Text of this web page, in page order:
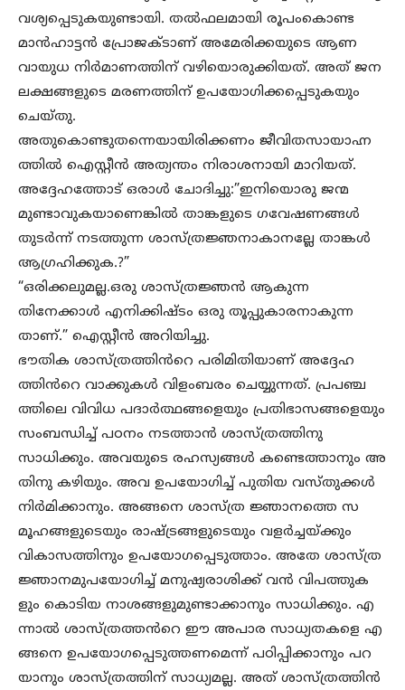
വശ്യപ്പെടുകയുണ്ടായി. തൽഫലമായി രൂപംകൊണ്ട
മാൻഹാട്ടൻ പ്രോജക്ടാണ് അമേരിക്കയുടെ ആണ
വായുധ നിർമാണത്തിന് വഴിയൊരുക്കിയത്. അത് ജന
ലക്ഷങ്ങളുടെ മരണത്തിന് ഉപയോഗിക്കപ്പെടുകയും
ചെയ്തു.
അതുകൊണ്ടുതന്നെയായിരിക്കണം ജീവിതസായാഹ്ന
ത്തിൽ ഐസ്റ്റീൻ അത്യന്തം നിരാശനായി മാറിയത്.
അദ്ദേഹത്തോട് ഒരാൾ ചോദിച്ചു:”ഇനിയൊരു ജന്മ
മുണ്ടാവുകയാണെങ്കിൽ താങ്കളുടെ ഗവേഷണങ്ങൾ
തുടർന്ന് നടത്തുന്ന ശാസ്ത്രജ്ഞനാകാനല്ലേ താങ്കൾ
ആഗ്രഹിക്കുക.?”
“ഒരിക്കലുമല്ല.ഒരു ശാസ്ത്രജ്ഞൻ ആകുന്ന
തിനേക്കാൾ എനിക്കിഷ്ടം ഒരു തൂപ്പുകാരനാകുന്ന
താണ്.” ഐസ്റ്റീൻ അറിയിച്ചു.
ഭൗതിക ശാസ്ത്രത്തിൻറെ പരിമിതിയാണ് അദ്ദേഹ
ത്തിൻറെ വാക്കുകൾ വിളംബരം ചെയ്യുന്നത്. പ്രപഞ്ച
ത്തിലെ വിവിധ പദാർത്ഥങ്ങളെയും പ്രതിഭാസങ്ങളെയും
സംബന്ധിച്ച് പഠനം നടത്താൻ ശാസ്ത്രത്തിനു
സാധിക്കും. അവയുടെ രഹസ്യങ്ങൾ കണ്ടെത്താനും അ
തിനു കഴിയും. അവ ഉപയോഗിച്ച് പുതിയ വസ്തുക്കൾ
നിർമിക്കാനും. അങ്ങനെ ശാസ്ത്ര ജ്ഞാനത്തെ സ
മൂഹങ്ങളുടെയും രാഷ്ട്രങ്ങളുടെയും വളർച്ചയ്ക്കും
വികാസത്തിനും ഉപയോഗപ്പെടുത്താം. അതേ ശാസ്ത്ര
ജ്ഞാനമുപയോഗിച്ച് മനുഷ്യരാശിക്ക് വൻ വിപത്തുക
ളും കൊടിയ നാശങ്ങളുമുണ്ടാക്കാനും സാധിക്കും. എ
ന്നാൽ ശാസ്ത്രത്തൻറെ ഈ അപാര സാധ്യതകളെ എ
ങ്ങനെ ഉപയോഗപ്പെടുത്തണമെന്ന് പഠിപ്പിക്കാനും പറ
യാനും ശാസ്ത്രത്തിന് സാധ്യമല്ല. അത് ശാസ്ത്രത്തിൻ